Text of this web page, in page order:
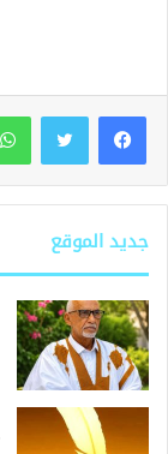
جديد الموقع